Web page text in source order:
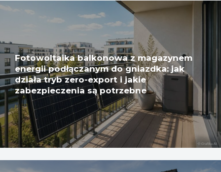
Fotowoltaika balkonowa z magazynem
energii podłączanym do gniazdka: jak
działa tryb zero-export i jakie
zabezpieczenia są potrzebne